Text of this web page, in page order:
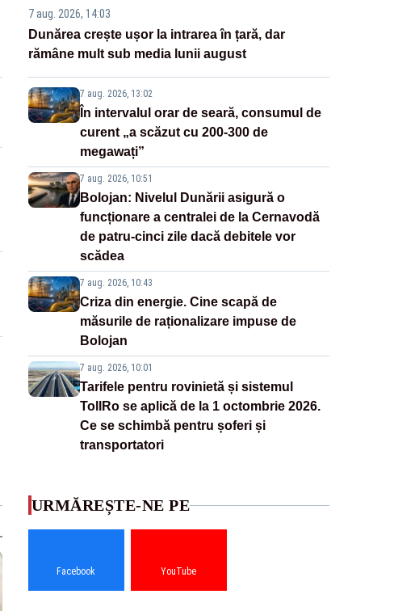
7 aug. 2026, 14:03
Dunărea crește ușor la intrarea în țară, dar
rămâne mult sub media lunii august
7 aug. 2026, 13:02
În intervalul orar de seară, consumul de
curent „a scăzut cu 200-300 de
megawați”
7 aug. 2026, 10:51
Bolojan: Nivelul Dunării asigură o
funcționare a centralei de la Cernavodă
de patru-cinci zile dacă debitele vor
scădea
7 aug. 2026, 10:43
Criza din energie. Cine scapă de
măsurile de raționalizare impuse de
Bolojan
7 aug. 2026, 10:01
Tarifele pentru rovinietă și sistemul
TollRo se aplică de la 1 octombrie 2026.
Ce se schimbă pentru șoferi și
transportatori
URMĂREȘTE-NE PE
Facebook YouTube